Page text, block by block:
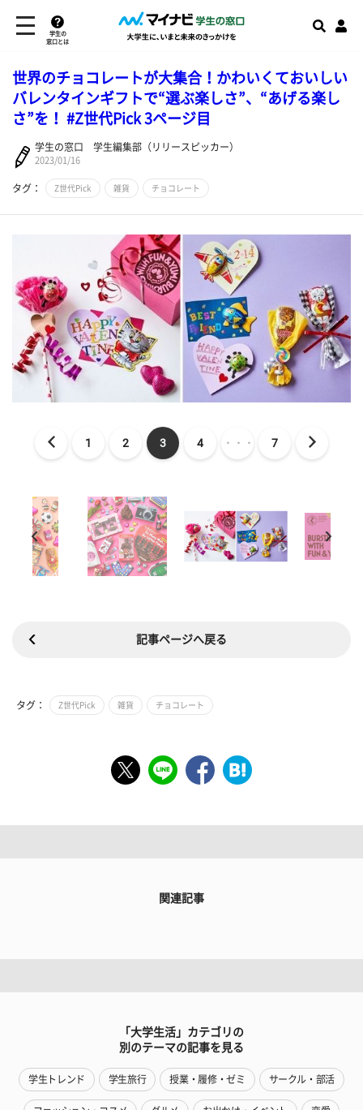
学生の
窓口とは
世界のチョコレートが大集合！かわいくておいしい
バレンタインギフトで“選ぶ楽しさ”、“あげる楽し
さ”を！ #Z世代Pick 3ページ目
学生の窓口 学生編集部（リリースピッカー）
2023/01/16
タグ： Z世代Pick 雑貨 チョコレート
1 2 3 4 ・・・ 7
記事ページへ戻る
タグ： Z世代Pick 雑貨 チョコレート
関連記事
「大学生活」カテゴリの
別のテーマの記事を見る
学生トレンド 学生旅行 授業・履修・ゼミ サークル・部活